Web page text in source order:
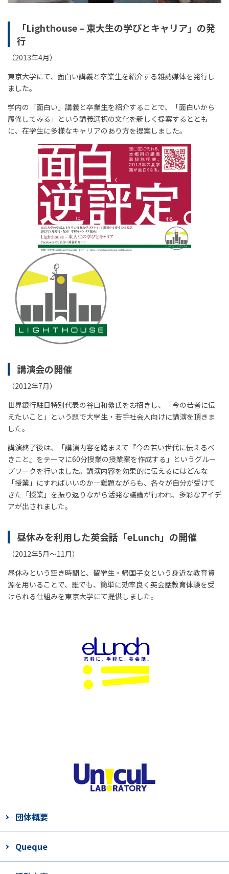
「Lighthouse – 東大生の学びとキャリア」の発
行
（2013年4月）
東京大学にて、面白い講義と卒業生を紹介する雑誌媒体を発行し
ました。
学内の「面白い」講義と卒業生を紹介することで、「面白いから
履修してみる」という講義選択の文化を新しく提案するととも
に、在学生に多様なキャリアのあり方を提案しました。
講演会の開催
（2012年7月）
世界銀行駐日特別代表の谷口和繁氏をお招きし、「今の若者に伝
えたいこと」という題で大学生・若手社会人向けに講演を頂きま
した。
講演終了後は、「講演内容を踏まえて『今の若い世代に伝えるべ
きこと』をテーマに60分授業の授業案を作成する」というグルー
プワークを行いました。講演内容を効果的に伝えるにはどんな
「授業」にすればいいのか―難題ながらも、各々が自分が受けて
きた「授業」を振り返りながら活発な議論が行われ、多彩なアイデ
アが出されました。
昼休みを利用した英会話「eLunch」の開催
（2012年5月～11月）
昼休みという空き時間と、留学生・帰国子女という身近な教育資
源を用いることで、誰でも、簡単に効率良く英会話教育体験を受
けられる仕組みを東京大学にて提供しました。
団体概要
Queque